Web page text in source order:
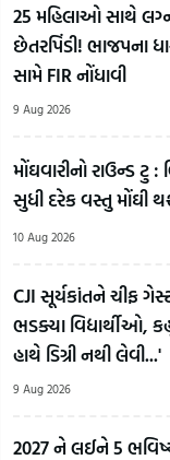
25 મહિલાઓ સાથે
છેતરપિંડી! ભાજપના
સામે FIR નોંધાવી
9 Aug 2026
મોંઘવારીનો રાઉન્ડ ટુ
સુધી દરેક વસ્તુ મોંઘી
10 Aug 2026
CJI સૂર્યકાંતને ચીફ
ભડક્યા વિદ્યાર્થીઓ,
હાથે ડિગ્રી નથી લેવી...'
9 Aug 2026
2027 ને લઈને 5
Student
Protest:
પેપર લીક
મુદ્દે
માં ઊલટી